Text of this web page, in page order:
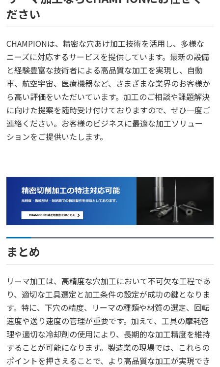
ださい
CHAMPIONは、精密な穴あけ加工技術を活用し、多様な
ニーズに対応するサービスを提供しています。最新の設備
と経験豊富な技術者による高品質な加工を実現し、自動
車、航空宇宙、医療機器など、さまざまな業界のお客様か
ら高い評価をいただいています。加工のご相談や課題解決
に向けた提案を随時受け付けておりますので、ぜひ一度ご
連絡ください。お客様のビジネスに最適な加工ソリュー
ションをご提供いたします。
まとめ
リーマ加工は、高精度な穴加工において不可欠な工程であ
り、適切な工具選定と加工条件の設定が成功の鍵となりま
す。特に、下穴の精度、リーマの種類や材質の選定、回転
速度や送り速度の管理が重要です。加えて、工具の摩耗管
理や適切な冷却剤の使用により、長期的な加工精度を維持
することが可能になります。製造業の現場では、これらの
ポイントを押さえることで、より高品質な加工が実現でき